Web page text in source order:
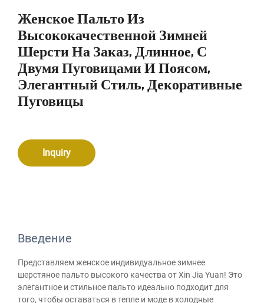
Женское Пальто Из
Высококачественной Зимней
Шерсти На Заказ, Длинное, С
Двумя Пуговицами И Поясом,
Элегантный Стиль, Декоративные
Пуговицы
Inquiry
Введение
Представляем женское индивидуальное зимнее
шерстяное пальто высокого качества от Xin Jia Yuan! Это
элегантное и стильное пальто идеально подходит для
того, чтобы оставаться в тепле и моде в холодные